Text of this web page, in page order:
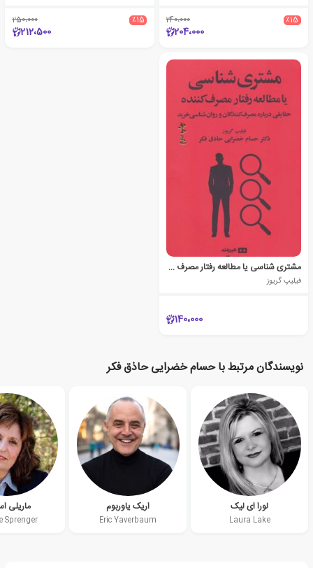
٪15 240،000
204،000
٪15 250،000
212،500
مشتری شناسی یا مطالعه رفتار مصرف کننده
فیلیپ گریوز
140،000
نویسندگان مرتبط با حسام خضرایی حاذق فکر
لورا ای لیک
Laura Lake
اریک یاوربوم
Eric Yaverbaum
ماریلی
Sprenger